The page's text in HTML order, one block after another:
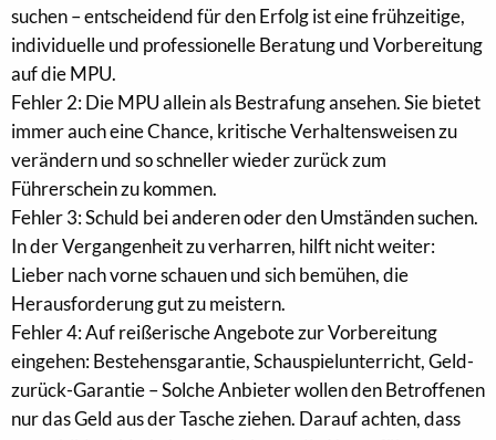
suchen – entscheidend für den Erfolg ist eine frühzeitige,
individuelle und professionelle Beratung und Vorbereitung
auf die MPU.
Fehler 2: Die MPU allein als Bestrafung ansehen. Sie bietet
immer auch eine Chance, kritische Verhaltensweisen zu
verändern und so schneller wieder zurück zum
Führerschein zu kommen.
Fehler 3: Schuld bei anderen oder den Umständen suchen.
In der Vergangenheit zu verharren, hilft nicht weiter:
Lieber nach vorne schauen und sich bemühen, die
Herausforderung gut zu meistern.
Fehler 4: Auf reißerische Angebote zur Vorbereitung
eingehen: Bestehensgarantie, Schauspielunterricht, Geld-
zurück-Garantie – Solche Anbieter wollen den Betroffenen
nur das Geld aus der Tasche ziehen. Darauf achten, dass